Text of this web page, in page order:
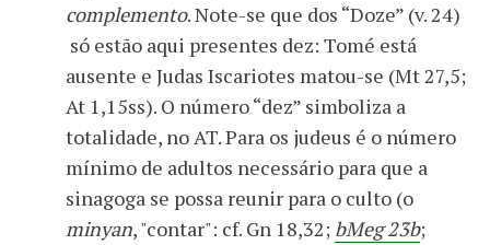
complemento. Note-se que dos “Doze” (v. 24)
só estão aqui presentes dez: Tomé está
ausente e Judas Iscariotes matou-se (Mt 27,5;
At 1,15ss). O número “dez” simboliza a
totalidade, no AT. Para os judeus é o número
mínimo de adultos necessário para que a
sinagoga se possa reunir para o culto (o
minyan, "contar": cf. Gn 18,32; bMeg 23b;